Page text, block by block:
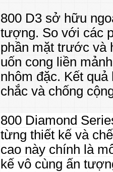
800 D3 sở hữu
tượng. So với các
phần mặt trước và
uốn cong liền
nhôm đặc. Kết
chắc và chống
800 Diamond
từng thiết kế và
cao này chính là
kế vô cùng ấn